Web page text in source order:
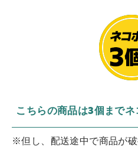
こちらの商品は3個までネ
※但し、配送途中で商品が